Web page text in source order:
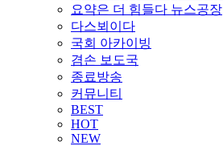
요약은 더 힘들다 뉴스공장
다스뵈이다
국회 아카이빙
겸손 보도국
종료방송
커뮤니티
BEST
HOT
NEW